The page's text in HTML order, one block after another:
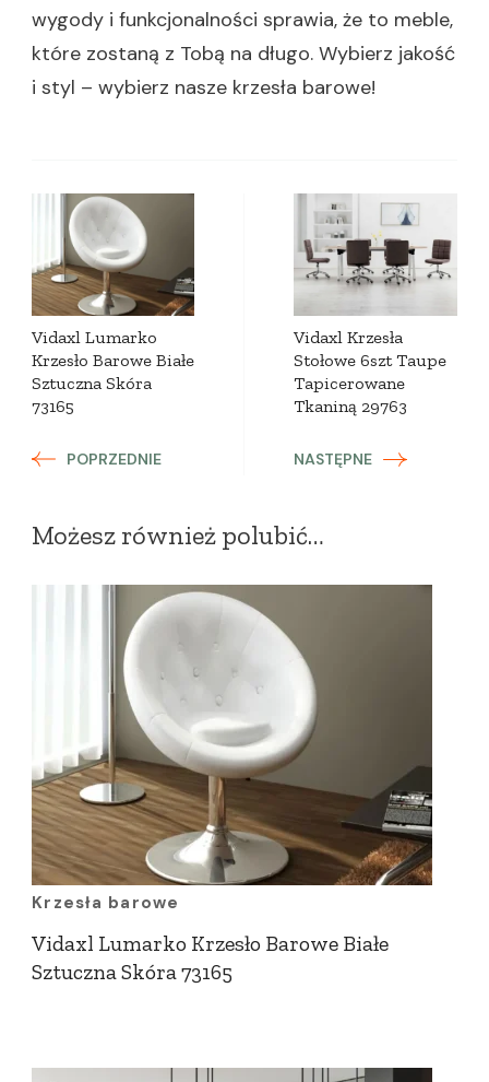
wygody i funkcjonalności sprawia, że to meble,
które zostaną z Tobą na długo. Wybierz jakość
i styl – wybierz nasze krzesła barowe!
Zobacz
wpisy
Vidaxl Lumarko
Krzesło Barowe Białe
Sztuczna Skóra
73165
POPRZEDNIE
Vidaxl Krzesła
Stołowe 6szt Taupe
Tapicerowane
Tkaniną 29763
NASTĘPNE
Możesz również polubić…
Krzesła barowe
Vidaxl Lumarko Krzesło Barowe Białe
Sztuczna Skóra 73165